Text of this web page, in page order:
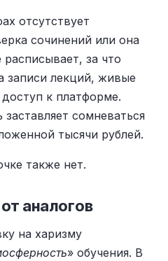
отсутствует
сочинений или она
за что
записи лекций, живые
к платформе.
заставляет сомневаться
тысячи рублей.
также нет.
аналогов
на харизму
» обучения. В